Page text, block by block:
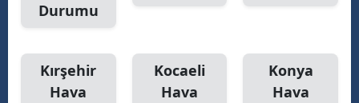
Durumu
Kırşehir
Hava
Kocaeli
Hava
Konya
Hava